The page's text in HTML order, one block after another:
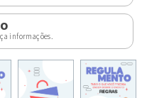
informações.